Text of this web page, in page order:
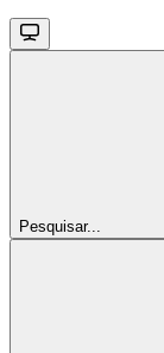
Pesquisar...